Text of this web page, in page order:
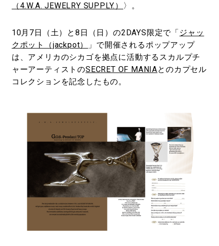
（4.W.A. JEWELRY SUPPLY.）
〉。
10月7日（土）と8日（日）の2DAYS限定で「 ジャッ
クポット（jackpot）
」で開催されるポップアップ
は、アメリカのシカゴを拠点に活動するスカルプチ
ャーアーティストのSECRET OF MANIAとのカプセル
コレクションを記念したもの。